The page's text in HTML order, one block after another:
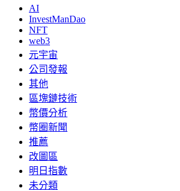
AI
InvestManDao
NFT
web3
元宇宙
公司發報
其他
區塊鏈技術
幣價分析
幣圈新聞
推薦
改圖區
明日指數
未分類